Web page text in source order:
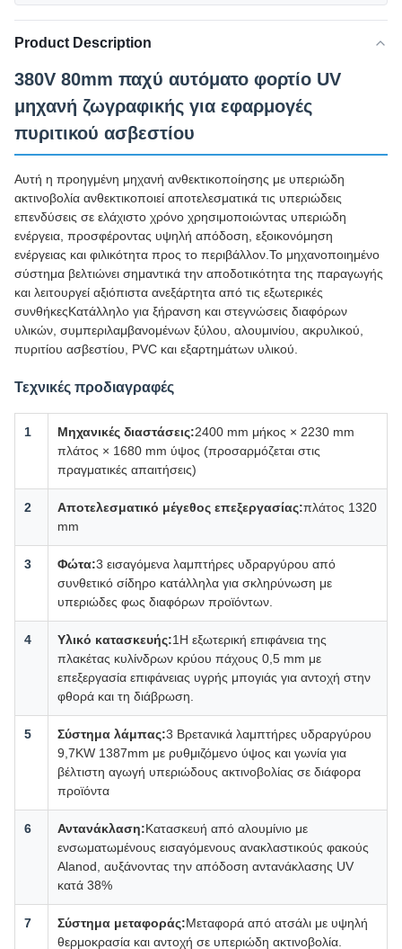
Product Description
380V 80mm παχύ αυτόματο φορτίο UV
μηχανή ζωγραφικής για εφαρμογές
πυριτικού ασβεστίου
Αυτή η προηγμένη μηχανή ανθεκτικοποίησης με υπεριώδη
ακτινοβολία ανθεκτικοποιεί αποτελεσματικά τις υπεριώδεις
επενδύσεις σε ελάχιστο χρόνο χρησιμοποιώντας υπεριώδη
ενέργεια, προσφέροντας υψηλή απόδοση, εξοικονόμηση
ενέργειας και φιλικότητα προς το περιβάλλον.Το μηχανοποιημένο
σύστημα βελτιώνει σημαντικά την αποδοτικότητα της παραγωγής
και λειτουργεί αξιόπιστα ανεξάρτητα από τις εξωτερικές
συνθήκεςΚατάλληλο για ξήρανση και στεγνώσεις διαφόρων
υλικών, συμπεριλαμβανομένων ξύλου, αλουμινίου, ακρυλικού,
πυριτίου ασβεστίου, PVC και εξαρτημάτων υλικού.
Τεχνικές προδιαγραφές
1 Μηχανικές διαστάσεις:2400 mm μήκος × 2230 mm
πλάτος × 1680 mm ύψος (προσαρμόζεται στις
πραγματικές απαιτήσεις)
2 Αποτελεσματικό μέγεθος επεξεργασίας:πλάτος 1320
mm
3 Φώτα:3 εισαγόμενα λαμπτήρες υδραργύρου από
συνθετικό σίδηρο κατάλληλα για σκληρύνωση με
υπεριώδες φως διαφόρων προϊόντων.
4 Υλικό κατασκευής:1Η εξωτερική επιφάνεια της
πλακέτας κυλίνδρων κρύου πάχους 0,5 mm με
επεξεργασία επιφάνειας υγρής μπογιάς για αντοχή στην
φθορά και τη διάβρωση.
5 Σύστημα λάμπας:3 Βρετανικά λαμπτήρες υδραργύρου
9,7KW 1387mm με ρυθμιζόμενο ύψος και γωνία για
βέλτιστη αγωγή υπεριώδους ακτινοβολίας σε διάφορα
προϊόντα
6 Αντανάκλαση:Κατασκευή από αλουμίνιο με
ενσωματωμένους εισαγόμενους ανακλαστικούς φακούς
Alanod, αυξάνοντας την απόδοση αντανάκλασης UV
κατά 38%
7 Σύστημα μεταφοράς:Μεταφορά από ατσάλι με υψηλή
θερμοκρασία και αντοχή σε υπεριώδη ακτινοβολία.